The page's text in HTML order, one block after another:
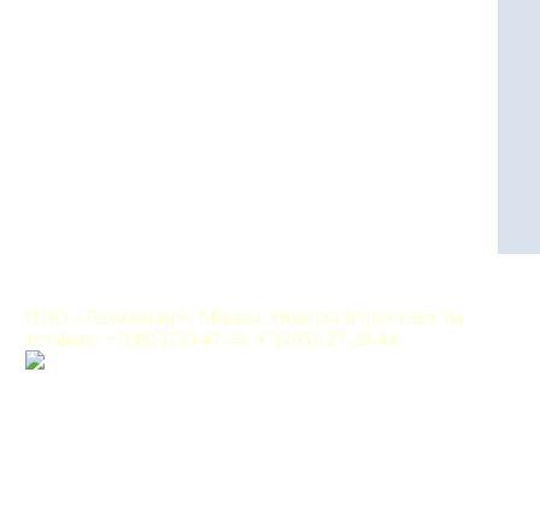
НПО «Тепловизор», Москва, Рязанский проспект, 8а
тел/факс: +7(495)730-47-44, +7(495)127-28-44